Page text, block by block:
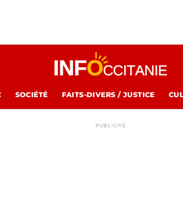
SOCIÉTÉ FAITS-DIVERS / JUSTICE
PUBLICITÉ